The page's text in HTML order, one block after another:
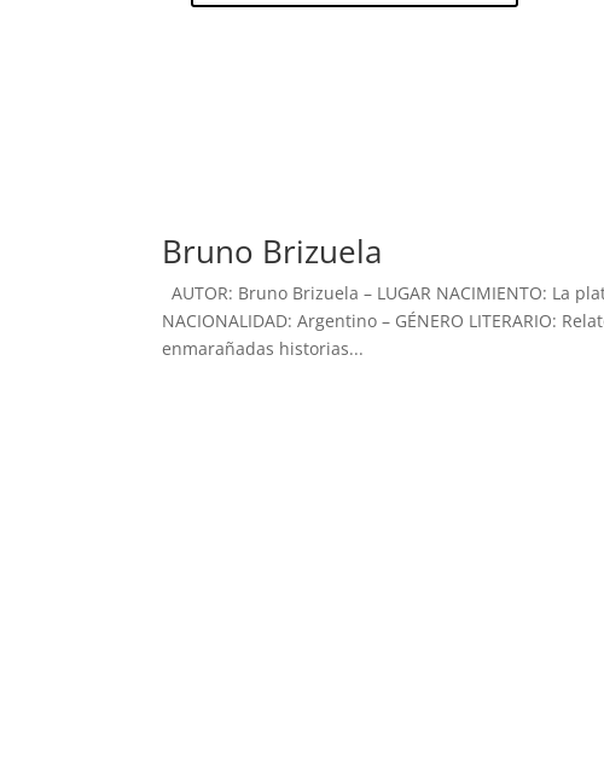
Bruno Brizuela
AUTOR: Bruno Brizuela – LUGAR NACIMIENTO: La
NACIONALIDAD: Argentino – GÉNERO LITERARIO:
enmarañadas historias...